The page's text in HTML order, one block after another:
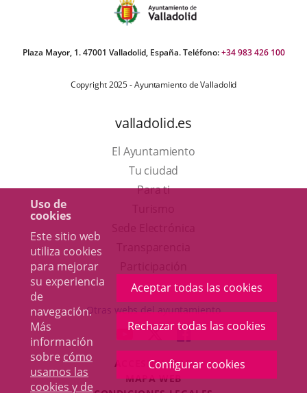
Uso de
cookies
Este sitio web
utiliza cookies
para mejorar
su experiencia
de
navegación.
Más
información
sobre cómo
usamos las
cookies y de
Aceptar todas las cookies
Rechazar todas las cookies
Configurar cookies
externa.
Plaza Mayor, 1. 47001 Valladolid, España. Teléfono:+34 983 426 100
Copyright 2025 - Ayuntamiento de Valladolid
valladolid.es
El Ayuntamiento
Tu ciudad
Para ti
en
una
ventana
nueva.
aplicación
externa.
Otras webs del ayuntamiento
ENLACE
A
UNA
APLICACIÓN
ENLACE
A
UNA
APLICACIÓN
ENLACE
A
UNA
ACCESIBILIDAD
MAPA WEB